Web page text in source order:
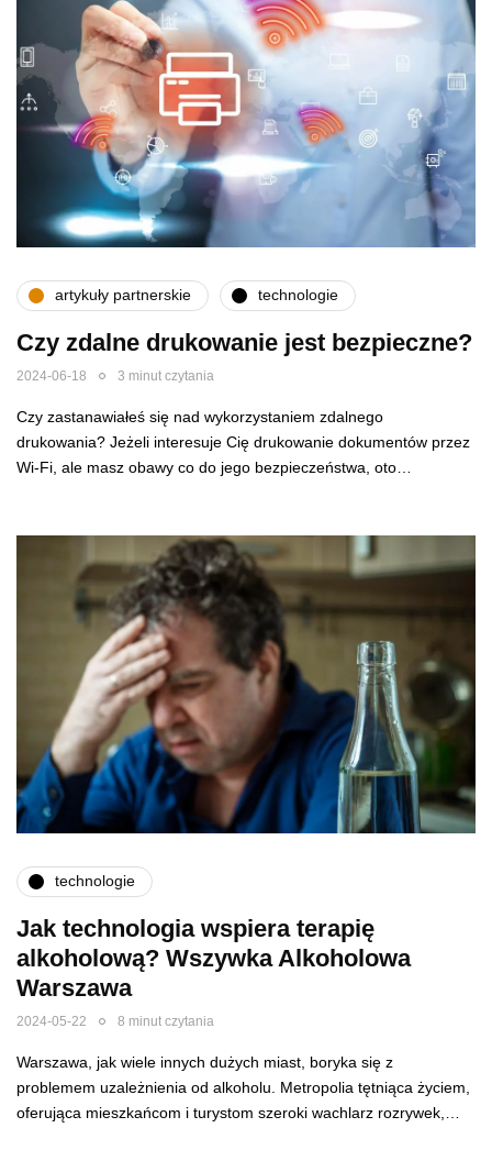
artykuły partnerskie technologie
Czy zdalne drukowanie jest bezpieczne?
2024-06-18 3 minut czytania
Czy zastanawiałeś się nad wykorzystaniem zdalnego
drukowania? Jeżeli interesuje Cię drukowanie dokumentów przez
Wi-Fi, ale masz obawy co do jego bezpieczeństwa, oto…
technologie
Jak technologia wspiera terapię
alkoholową? Wszywka Alkoholowa
Warszawa
2024-05-22 8 minut czytania
Warszawa, jak wiele innych dużych miast, boryka się z
problemem uzależnienia od alkoholu. Metropolia tętniąca życiem,
oferująca mieszkańcom i turystom szeroki wachlarz rozrywek,…